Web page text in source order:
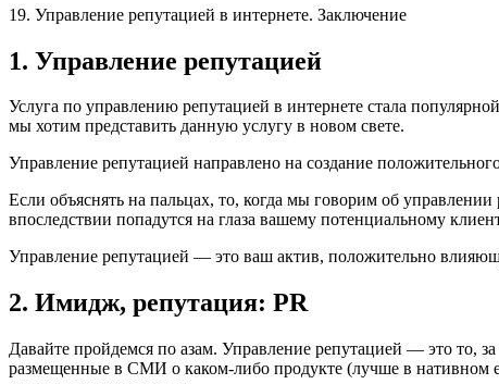
19. Управление репутацией в интернете. Заключение
1. Управление репутацией
Услуга по управлению репутацией в интернете стала
мы хотим представить данную услугу в новом свете.
Управление репутацией направлено на создание
Если объяснять на пальцах, то, когда мы говорим об
впоследствии попадутся на глаза вашему потенциальному
Управление репутацией — это ваш актив, положительно
2. Имидж, репутация: PR
Давайте пройдемся по азам. Управление репутацией — это то,
размещенные в СМИ о каком-либо продукте (лучше в нативном